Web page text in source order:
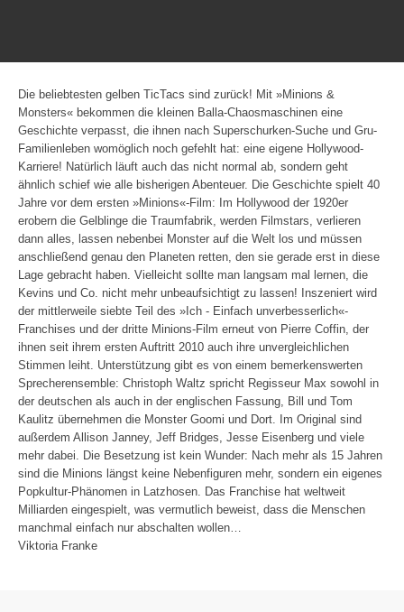
Die beliebtesten gelben TicTacs sind zurück! Mit »Minions &
Monsters« bekommen die kleinen Balla-Chaosmaschinen eine
Geschichte verpasst, die ihnen nach Superschurken-Suche und Gru-
Familienleben womöglich noch gefehlt hat: eine eigene Hollywood-
Karriere! Natürlich läuft auch das nicht normal ab, sondern geht
ähnlich schief wie alle bisherigen Abenteuer. Die Geschichte spielt 40
Jahre vor dem ersten »Minions«-Film: Im Hollywood der 1920er
erobern die Gelblinge die Traumfabrik, werden Filmstars, verlieren
dann alles, lassen nebenbei Monster auf die Welt los und müssen
anschließend genau den Planeten retten, den sie gerade erst in diese
Lage gebracht haben. Vielleicht sollte man langsam mal lernen, die
Kevins und Co. nicht mehr unbeaufsichtigt zu lassen! Inszeniert wird
der mittlerweile siebte Teil des »Ich - Einfach unverbesserlich«-
Franchises und der dritte Minions-Film erneut von Pierre Coffin, der
ihnen seit ihrem ersten Auftritt 2010 auch ihre unvergleichlichen
Stimmen leiht. Unterstützung gibt es von einem bemerkenswerten
Sprecherensemble: Christoph Waltz spricht Regisseur Max sowohl in
der deutschen als auch in der englischen Fassung, Bill und Tom
Kaulitz übernehmen die Monster Goomi und Dort. Im Original sind
außerdem Allison Janney, Jeff Bridges, Jesse Eisenberg und viele
mehr dabei. Die Besetzung ist kein Wunder: Nach mehr als 15 Jahren
sind die Minions längst keine Nebenfiguren mehr, sondern ein eigenes
Popkultur-Phänomen in Latzhosen. Das Franchise hat weltweit
Milliarden eingespielt, was vermutlich beweist, dass die Menschen
manchmal einfach nur abschalten wollen…
Viktoria Franke